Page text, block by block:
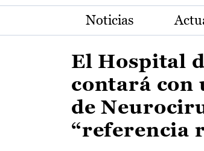
Noticias
El Hospital
contará con
de
“referencia